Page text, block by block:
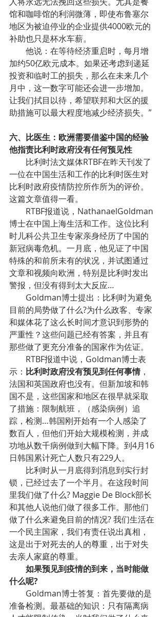
馆和咖啡馆的利润微薄，即使布鲁塞尔
地区为被迫停业的企业提供4000欧元的
补助也只是杯水车薪。
他说：在等待经济重启时，每月增
加约50亿欧元成本。如果还考虑到递延
投资和临时工的损失，那么在未来几个
月中，这一数字可能还会进一步增加。
让我们拭目以待，希望联邦和大区的援
助措施可以最大程度地减少经济损失。”
六、比医生：欧洲需要借鉴中国的经验
他指责比利时政府没有任何预见性
比利时法文媒体RTBF在昨天刊发了
一位在中国生活和工作的比利时医生对
比利时政府疫情防控所作所为的评价。
这篇文章值得一看。
RTBF报道说，NathanaelGoldman
博士在中国上海生活和工作。这位比利
时儿科公共卫生专家亲身经历了中国的
新冠病毒危机。一月底，他见证了中国
特殊的和前所未有的状况，并试图通过
文章和视频向欧洲，特别是比利时发出
警报，但没有得到太大反应…
Goldman博士提出：比利时为避免
目前的局势做了什么?为什么政客、专家
和媒体花了这么长时间才意识到形势的
严重性？这些问题已经有答案，并且有
那些做了更充分准备的国家作为佐证。
RTBF报道中说，Goldman博士表
示： 比利时政府没有预见到任何事情，
法国和英国政府也没有。但新加坡和韩
国不是，这些国家和地区在很早就采取
了措施：限制航班，（感染病例）追
踪，检测…韩国刚开始有一个人感染了
数百人，但他们开始大规模检测，并成
功地从数千病例做到大幅下降。到4月16
日韩国累计死亡人数只有229人。
比利时从一月底得到消息到实行封
锁，已经过去了一个半月。在这段时间
里我们做了什么? Maggie De Block部长
和其他人说他们做了很多工作。那他们
做了什么来避免目前的情况? 我们生活在
一个民主国家，我们有责任说出真相，
这是出于对死去的人的尊重，出于对失
去亲人家庭的尊重。
如果预见到疫情的到来，当时能做
什么呢?
Goldman博士答复：首先要做的是
准备检测。最基础的知识：只有隔离病